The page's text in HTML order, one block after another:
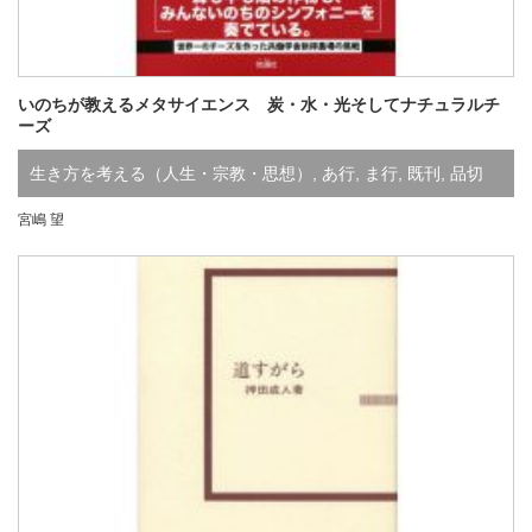
いのちが教えるメタサイエンス 炭・水・光そしてナチュラルチ
ーズ
生き方を考える（人生・宗教・思想） , あ行, ま行, 既刊 , 品切
宮嶋 望